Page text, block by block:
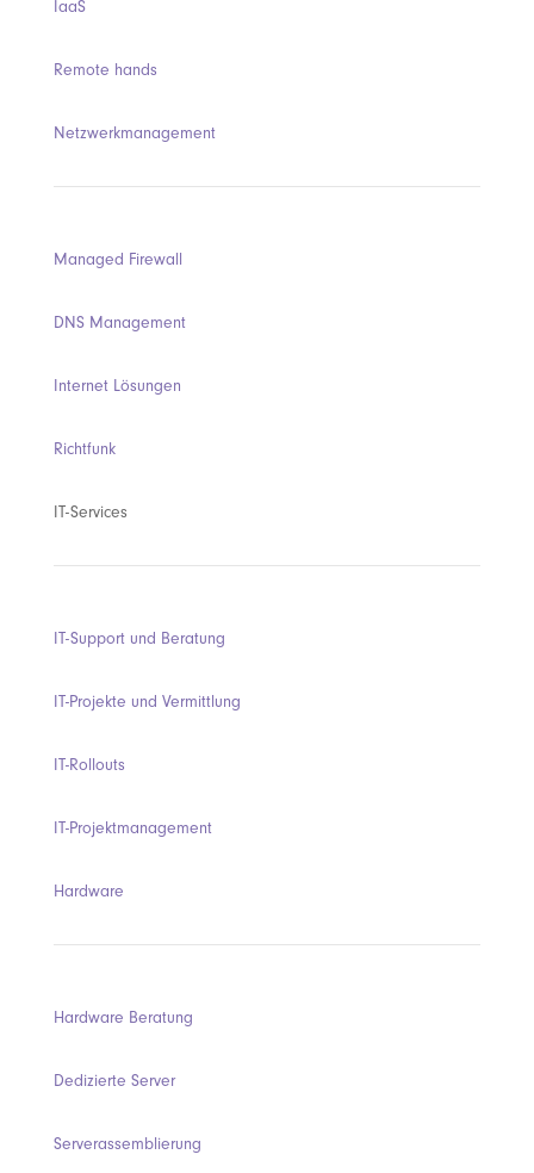
IaaS
Remote hands
Netzwerkmanagement
Managed Firewall
DNS Management
Internet Lösungen
Richtfunk
IT-Services
IT-Support und Beratung
IT-Projekte und Vermittlung
IT-Rollouts
IT-Projektmanagement
Hardware
Hardware Beratung
Dedizierte Server
Serverassemblierung